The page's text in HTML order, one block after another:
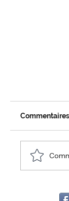
Commentaires